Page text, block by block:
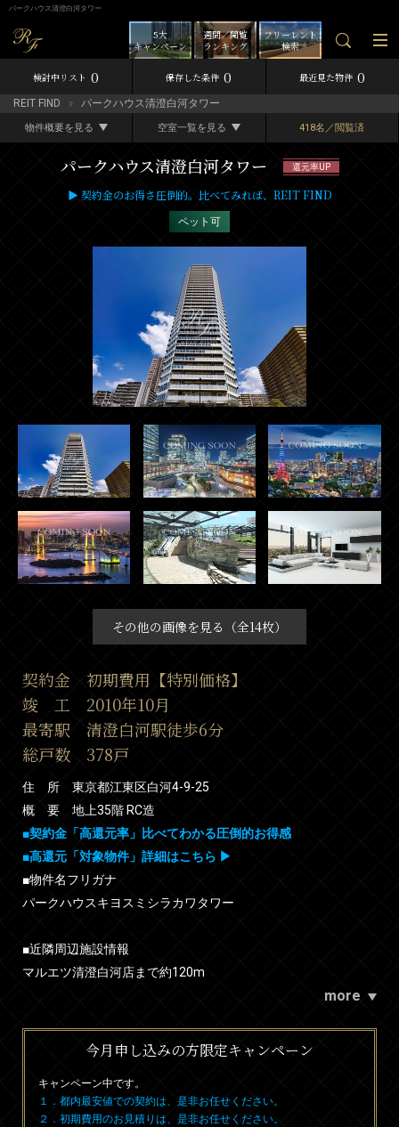
パークハウス清澄白河タワー
フリーレント
検索
週間／閲覧
ランキング
5大
キャンペーン
検討中リスト 0 保存した条件 0 最近見た物件 0
REIT FIND パークハウス清澄白河タワー
物件概要を見る 空室一覧を見る 418名／閲覧済
パークハウス清澄白河タワー 還元率UP
▶ 契約金のお得さ圧倒的。比べてみれば、REIT FIND
ペット可
その他の画像を見る（全14枚）
契約金 初期費用【特別価格】
竣 工 2010年10月
最寄駅 清澄白河駅徒歩6分
総戸数 378戸
住 所 東京都江東区白河4-9-25
概 要 地上35階 RC造
■契約金「高還元率」比べてわかる圧倒的お得感
■高還元「対象物件」詳細はこちら ▶
■物件名フリガナ
パークハウスキヨスミシラカワタワー
■近隣周辺施設情報
マルエツ清澄白河店まで約120m
more
今月申し込みの方限定キャンペーン
キャンペーン中です。
１．都内最安値での契約は、是非お任せください。
２．初期費用のお見積りは、是非お任せください。